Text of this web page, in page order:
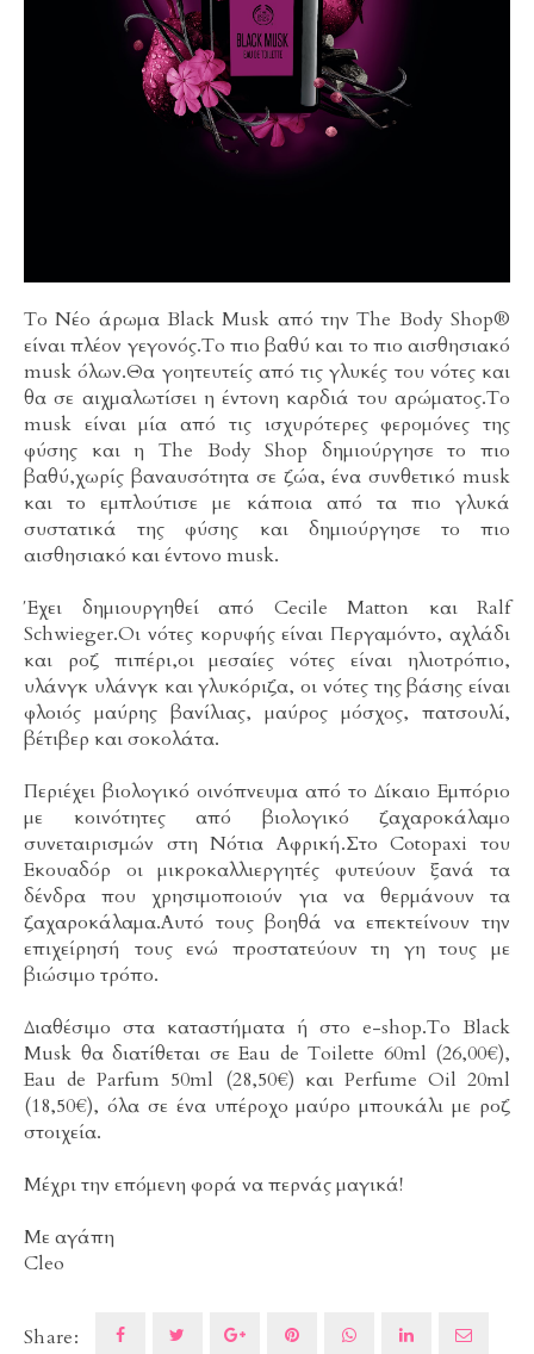
Tο Νέο άρωμα Black Musk από την The Body Shop®
είναι πλέον γεγονός.To πιο βαθύ και το πιο αισθησιακό
musk όλων.Θα γοητευτείς από τις γλυκές του νότες και
θα σε αιχμαλωτίσει η έντονη καρδιά του αρώματος.Το
musk είναι μία από τις ισχυρότερες φερομόνες της
φύσης και η The Body Shop δημιούργησε το πιο
βαθύ,χωρίς βαναυσότητα σε ζώα, ένα συνθετικό musk
και το εμπλούτισε με κάποια από τα πιο γλυκά
συστατικά της φύσης και δημιούργησε το πιο
αισθησιακό και έντονο musk.
Έχει δημιουργηθεί από Cecile Matton και Ralf
Schwieger.Οι νότες κορυφής είναι Περγαμόντο, αχλάδι
και ροζ πιπέρι,οι μεσαίες νότες είναι ηλιοτρόπιο,
υλάνγκ υλάνγκ και γλυκόριζα, οι νότες της βάσης είναι
φλοιός μαύρης βανίλιας, μαύρος μόσχος, πατσουλί,
βέτιβερ και σοκολάτα.
Περιέχει βιολογικό οινόπνευμα από το Δίκαιο Εμπόριο
με κοινότητες από βιολογικό ζαχαροκάλαμο
συνεταιρισμών στη Νότια Αφρική.Στο Cotopaxi του
Εκουαδόρ οι μικροκαλλιεργητές φυτεύουν ξανά τα
δένδρα που χρησιμοποιούν για να θερμάνουν τα
ζαχαροκάλαμα.Αυτό τους βοηθά να επεκτείνουν την
επιχείρησή τους ενώ προστατεύουν τη γη τους με
βιώσιμο τρόπο.
Διαθέσιμο στα καταστήματα ή στο e-shop.To Black
Musk θα διατίθεται σε Eau de Toilette 60ml (26,00€),
Eau de Parfum 50ml (28,50€) και Perfume Oil 20ml
(18,50€), όλα σε ένα υπέροχο μαύρο μπουκάλι με ροζ
στοιχεία.
Μέχρι την επόμενη φορά να περνάς μαγικά!
Με αγάπη
Cleo
Share: